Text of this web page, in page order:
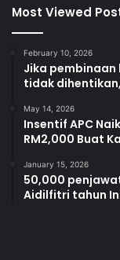
Most Viewed
February 10, 2026
Jika pembinaan
tidak
May 14, 2026
Insentif APC
RM2,000 Buat
January 15, 2026
50,000
Aidilfitri tahun